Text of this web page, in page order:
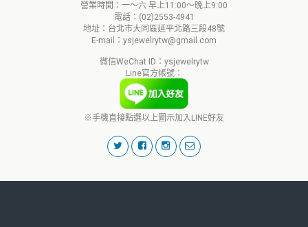
營業時間：一～六 早上11:00～晚上9:00
電話：(02)2553-4941
地址：台北市大同區延平北路三段48號
E-mail：ysjewelrytw@gmail.com
微信WeChat ID：ysjewelrytw
Line官方帳號：
※手機直接點選以上圖示加入LINE好友